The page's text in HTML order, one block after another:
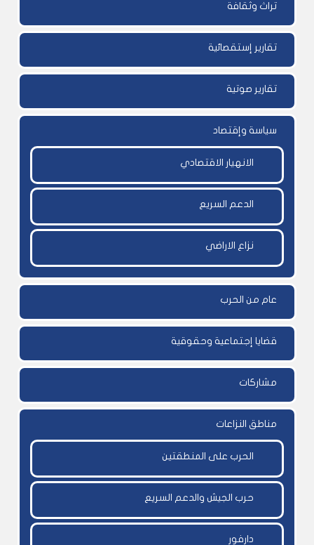
تراث وثقافة
تقارير إستقصائية
تقارير صوتية
سياسة وإقتصاد
الانهيار الاقتصادي
الدعم السريع
نزاع الاراضي
عام من الحرب
قضايا إجتماعية وحقوقية
مشاركات
مناطق النزاعات
الحرب على المنطقتين
حرب الجيش والدعم السريع
دارفور